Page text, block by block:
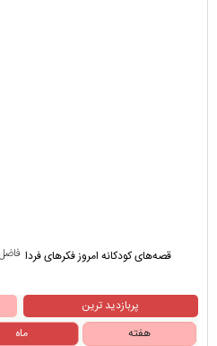
حماقت ایجاد، حفظ و حذف ارز ترجیحی